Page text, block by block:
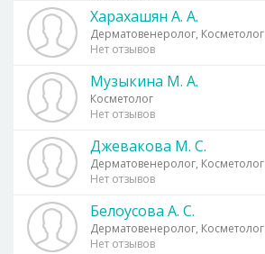
Харахашян А. А.
Дерматовенеролог, Косметолог
Нет отзывов
Музыкина М. А.
Косметолог
Нет отзывов
Джевакова М. С.
Дерматовенеролог, Косметолог
Нет отзывов
Белоусова А. С.
Дерматовенеролог, Косметолог
Нет отзывов